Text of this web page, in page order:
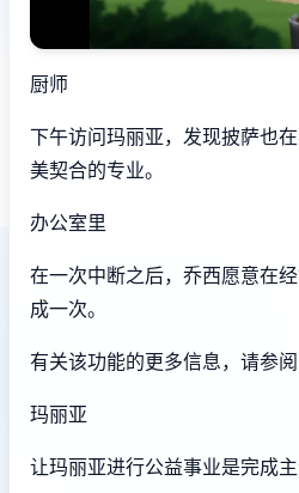
厨师
下午访问玛丽亚，发现披萨也
美契合的专业。
办公室里
在一次中断之后，乔西愿意在
成一次。
有关该功能的更多信息，请参阅
玛丽亚
让玛丽亚进行公益事业是完成主